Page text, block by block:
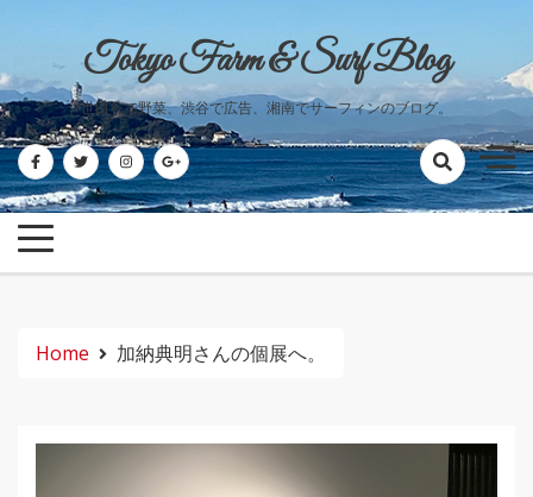
content
Tokyo Farm & Surf Blog
世田谷で野菜、渋谷で広告、湘南でサーフィンのブログ。
Home 加納典明さんの個展へ。